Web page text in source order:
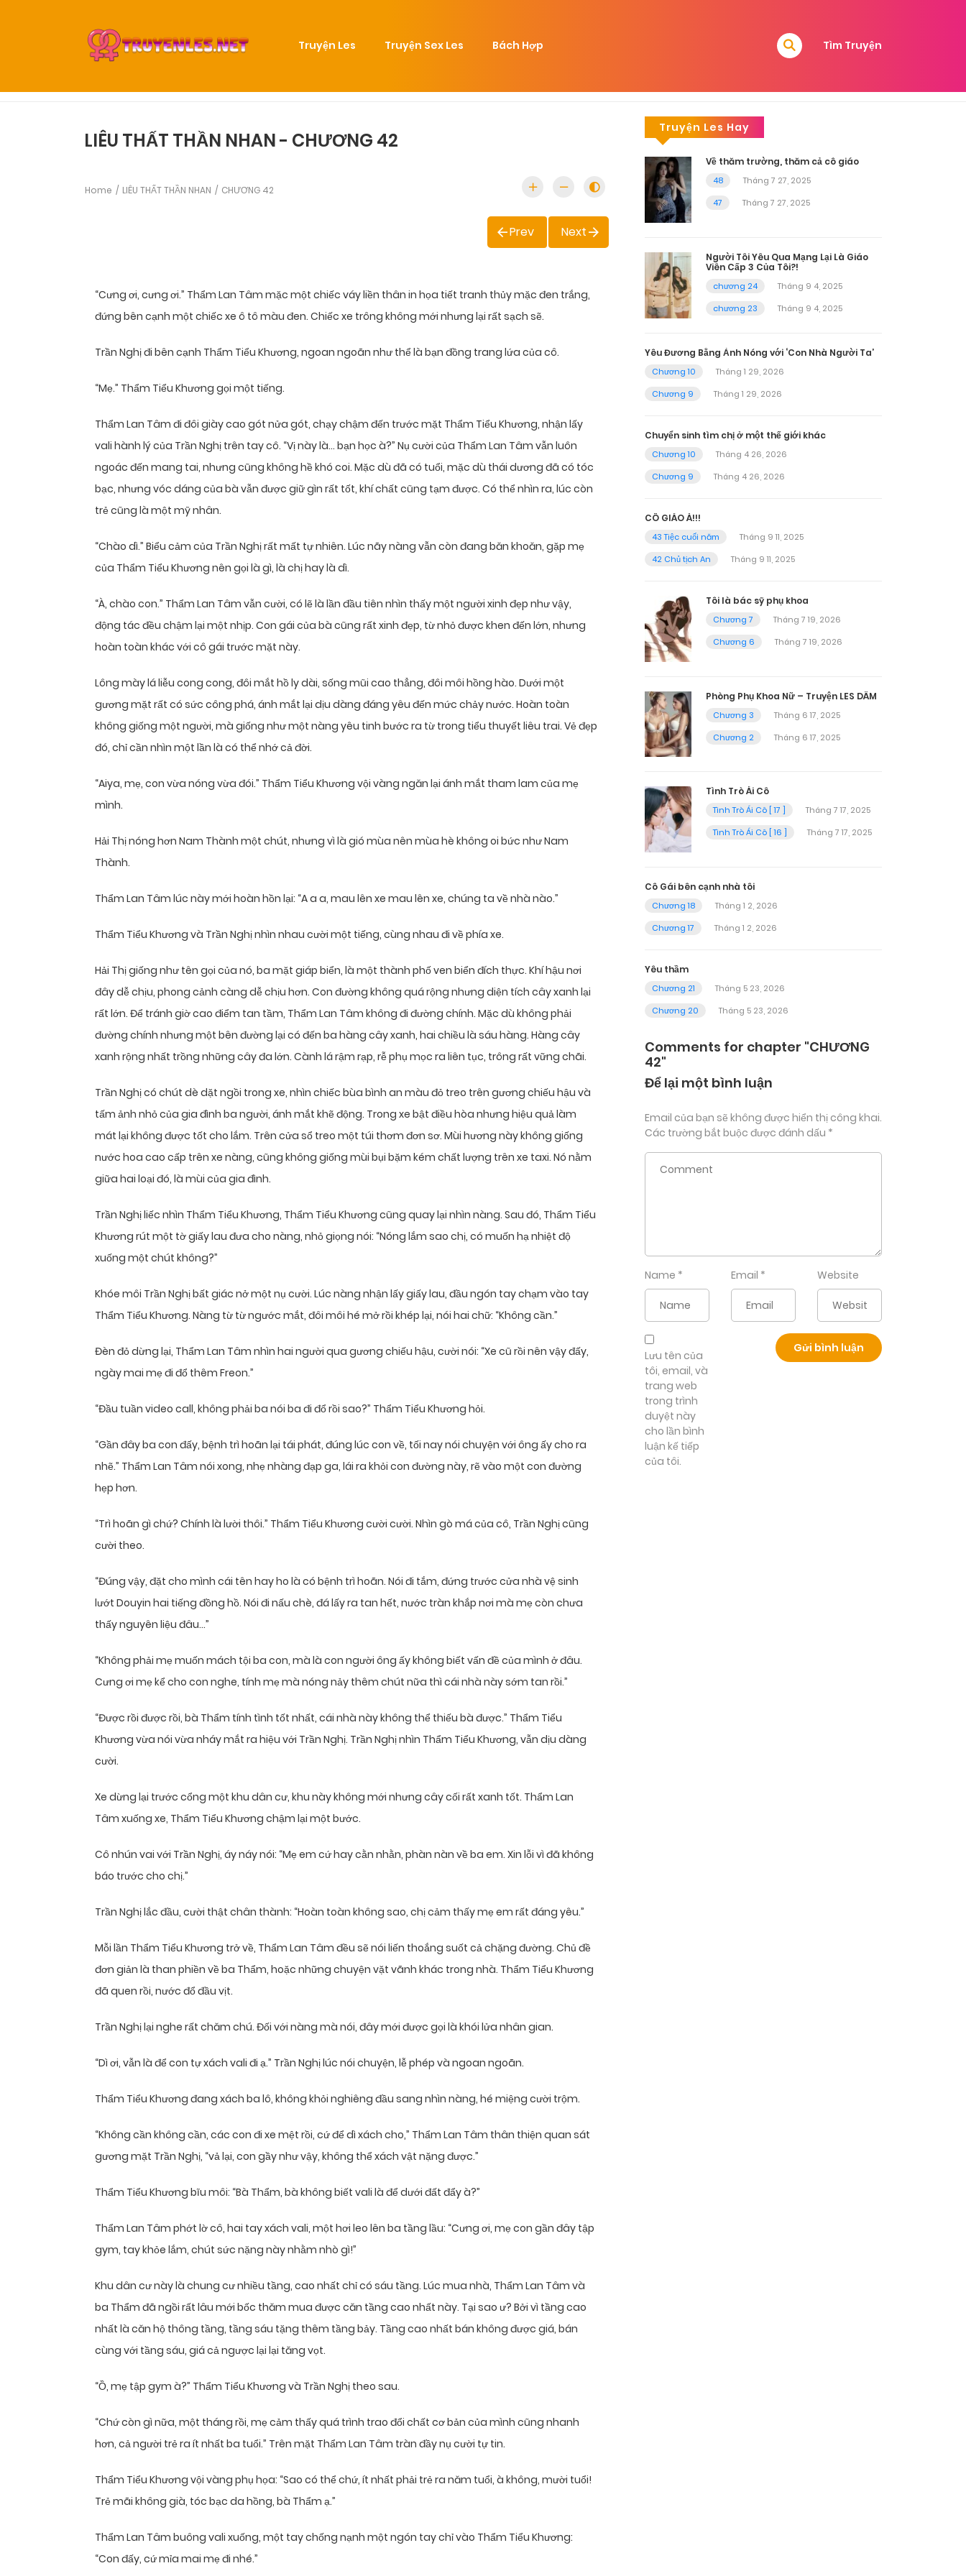
Truyện Les Truyện Sex Les Bách Hợp Tìm Truyện
LIÊU THẤT THẦN NHAN - CHƯƠNG 42
Home LIÊU THẤT THẦN NHAN CHƯƠNG 42
Prev Next
“Cưng ơi, cưng ơi.” Thẩm Lan Tâm mặc một chiếc váy liền thân in họa tiết tranh thủy mặc đen trắng,
đứng bên cạnh một chiếc xe ô tô màu đen. Chiếc xe trông không mới nhưng lại rất sạch sẽ.
Trần Nghị đi bên cạnh Thẩm Tiểu Khương, ngoan ngoãn như thể là bạn đồng trang lứa của cô.
“Mẹ.” Thẩm Tiểu Khương gọi một tiếng.
Thẩm Lan Tâm đi đôi giày cao gót nửa gót, chạy chậm đến trước mặt Thẩm Tiểu Khương, nhận lấy
vali hành lý của Trần Nghị trên tay cô. “Vị này là… bạn học à?” Nụ cười của Thẩm Lan Tâm vẫn luôn
ngoác đến mang tai, nhưng cũng không hề khó coi. Mặc dù đã có tuổi, mặc dù thái dương đã có tóc
bạc, nhưng vóc dáng của bà vẫn được giữ gìn rất tốt, khí chất cũng tạm được. Có thể nhìn ra, lúc còn
trẻ cũng là một mỹ nhân.
“Chào dì.” Biểu cảm của Trần Nghị rất mất tự nhiên. Lúc nãy nàng vẫn còn đang băn khoăn, gặp mẹ
của Thẩm Tiểu Khương nên gọi là gì, là chị hay là dì.
“À, chào con.” Thẩm Lan Tâm vẫn cười, có lẽ là lần đầu tiên nhìn thấy một người xinh đẹp như vậy,
động tác đều chậm lại một nhịp. Con gái của bà cũng rất xinh đẹp, từ nhỏ được khen đến lớn, nhưng
hoàn toàn khác với cô gái trước mặt này.
Lông mày lá liễu cong cong, đôi mắt hồ ly dài, sống mũi cao thẳng, đôi môi hồng hào. Dưới một
gương mặt rất có sức công phá, ánh mắt lại dịu dàng đáng yêu đến mức chảy nước. Hoàn toàn
không giống một người, mà giống như một nàng yêu tinh bước ra từ trong tiểu thuyết liêu trai. Vẻ đẹp
đó, chỉ cần nhìn một lần là có thể nhớ cả đời.
“Aiya, mẹ, con vừa nóng vừa đói.” Thẩm Tiểu Khương vội vàng ngăn lại ánh mắt tham lam của mẹ
mình.
Hải Thị nóng hơn Nam Thành một chút, nhưng vì là gió mùa nên mùa hè không oi bức như Nam
Thành.
Thẩm Lan Tâm lúc này mới hoàn hồn lại: “A a a, mau lên xe mau lên xe, chúng ta về nhà nào.”
Thẩm Tiểu Khương và Trần Nghị nhìn nhau cười một tiếng, cùng nhau đi về phía xe.
Hải Thị giống như tên gọi của nó, ba mặt giáp biển, là một thành phố ven biển đích thực. Khí hậu nơi
đây dễ chịu, phong cảnh càng dễ chịu hơn. Con đường không quá rộng nhưng diện tích cây xanh lại
rất lớn. Để tránh giờ cao điểm tan tầm, Thẩm Lan Tâm không đi đường chính. Mặc dù không phải
đường chính nhưng một bên đường lại có đến ba hàng cây xanh, hai chiều là sáu hàng. Hàng cây
xanh rộng nhất trồng những cây đa lớn. Cành lá rậm rạp, rễ phụ mọc ra liên tục, trông rất vững chãi.
Trần Nghị có chút dè dặt ngồi trong xe, nhìn chiếc bùa bình an màu đỏ treo trên gương chiếu hậu và
tấm ảnh nhỏ của gia đình ba người, ánh mắt khẽ động. Trong xe bật điều hòa nhưng hiệu quả làm
mát lại không được tốt cho lắm. Trên cửa sổ treo một túi thơm đơn sơ. Mùi hương này không giống
nước hoa cao cấp trên xe nàng, cũng không giống mùi bụi bặm kém chất lượng trên xe taxi. Nó nằm
giữa hai loại đó, là mùi của gia đình.
Trần Nghị liếc nhìn Thẩm Tiểu Khương, Thẩm Tiểu Khương cũng quay lại nhìn nàng. Sau đó, Thẩm Tiểu
Khương rút một tờ giấy lau đưa cho nàng, nhỏ giọng nói: “Nóng lắm sao chị, có muốn hạ nhiệt độ
xuống một chút không?”
Khóe môi Trần Nghị bất giác nở một nụ cười. Lúc nàng nhận lấy giấy lau, đầu ngón tay chạm vào tay
Thẩm Tiểu Khương. Nàng từ từ ngước mắt, đôi môi hé mở rồi khép lại, nói hai chữ: “Không cần.”
Đèn đỏ dừng lại, Thẩm Lan Tâm nhìn hai người qua gương chiếu hậu, cười nói: “Xe cũ rồi nên vậy đấy,
ngày mai mẹ đi đổ thêm Freon.”
“Đầu tuần video call, không phải ba nói ba đi đổ rồi sao?” Thẩm Tiểu Khương hỏi.
“Gần đây ba con đấy, bệnh trì hoãn lại tái phát, đúng lúc con về, tối nay nói chuyện với ông ấy cho ra
nhẽ.” Thẩm Lan Tâm nói xong, nhẹ nhàng đạp ga, lái ra khỏi con đường này, rẽ vào một con đường
hẹp hơn.
“Trì hoãn gì chứ? Chính là lười thôi.” Thẩm Tiểu Khương cười cười. Nhìn gò má của cô, Trần Nghị cũng
cười theo.
“Đúng vậy, đặt cho mình cái tên hay ho là có bệnh trì hoãn. Nói đi tắm, đứng trước cửa nhà vệ sinh
lướt Douyin hai tiếng đồng hồ. Nói đi nấu chè, đá lấy ra tan hết, nước tràn khắp nơi mà mẹ còn chưa
thấy nguyên liệu đâu…”
“Không phải mẹ muốn mách tội ba con, mà là con người ông ấy không biết vấn đề của mình ở đâu.
Cưng ơi mẹ kể cho con nghe, tính mẹ mà nóng nảy thêm chút nữa thì cái nhà này sớm tan rồi.”
“Được rồi được rồi, bà Thẩm tính tình tốt nhất, cái nhà này không thể thiếu bà được.” Thẩm Tiểu
Khương vừa nói vừa nháy mắt ra hiệu với Trần Nghị. Trần Nghị nhìn Thẩm Tiểu Khương, vẫn dịu dàng
cười.
Xe dừng lại trước cổng một khu dân cư, khu này không mới nhưng cây cối rất xanh tốt. Thẩm Lan
Tâm xuống xe, Thẩm Tiểu Khương chậm lại một bước.
Cô nhún vai với Trần Nghị, áy náy nói: “Mẹ em cứ hay cằn nhằn, phàn nàn về ba em. Xin lỗi vì đã không
báo trước cho chị.”
Trần Nghị lắc đầu, cười thật chân thành: “Hoàn toàn không sao, chị cảm thấy mẹ em rất đáng yêu.”
Mỗi lần Thẩm Tiểu Khương trở về, Thẩm Lan Tâm đều sẽ nói liến thoắng suốt cả chặng đường. Chủ đề
đơn giản là than phiền về ba Thẩm, hoặc những chuyện vặt vãnh khác trong nhà. Thẩm Tiểu Khương
đã quen rồi, nước đổ đầu vịt.
Trần Nghị lại nghe rất chăm chú. Đối với nàng mà nói, đây mới được gọi là khói lửa nhân gian.
“Dì ơi, vẫn là để con tự xách vali đi ạ.” Trần Nghị lúc nói chuyện, lễ phép và ngoan ngoãn.
Thẩm Tiểu Khương đang xách ba lô, không khỏi nghiêng đầu sang nhìn nàng, hé miệng cười trộm.
“Không cần không cần, các con đi xe mệt rồi, cứ để dì xách cho,” Thẩm Lan Tâm thân thiện quan sát
gương mặt Trần Nghị, “vả lại, con gầy như vậy, không thể xách vật nặng được.”
Thẩm Tiểu Khương bĩu môi: “Bà Thẩm, bà không biết vali là để dưới đất đẩy à?”
Thẩm Lan Tâm phớt lờ cô, hai tay xách vali, một hơi leo lên ba tầng lầu: “Cưng ơi, mẹ con gần đây tập
gym, tay khỏe lắm, chút sức nặng này nhằm nhò gì!”
Khu dân cư này là chung cư nhiều tầng, cao nhất chỉ có sáu tầng. Lúc mua nhà, Thẩm Lan Tâm và
ba Thẩm đã ngồi rất lâu mới bốc thăm mua được căn tầng cao nhất này. Tại sao ư? Bởi vì tầng cao
nhất là căn hộ thông tầng, tầng sáu tặng thêm tầng bảy. Tầng cao nhất bán không được giá, bán
cùng với tầng sáu, giá cả ngược lại lại tăng vọt.
“Ồ, mẹ tập gym à?” Thẩm Tiểu Khương và Trần Nghị theo sau.
“Chứ còn gì nữa, một tháng rồi, mẹ cảm thấy quá trình trao đổi chất cơ bản của mình cũng nhanh
hơn, cả người trẻ ra ít nhất ba tuổi.” Trên mặt Thẩm Lan Tâm tràn đầy nụ cười tự tin.
Thẩm Tiểu Khương vội vàng phụ họa: “Sao có thể chứ, ít nhất phải trẻ ra năm tuổi, à không, mười tuổi!
Trẻ mãi không già, tóc bạc da hồng, bà Thẩm ạ.”
Thẩm Lan Tâm buông vali xuống, một tay chống nạnh một ngón tay chỉ vào Thẩm Tiểu Khương:
“Con đấy, cứ mỉa mai mẹ đi nhé.”
Truyện Les Hay
Về thăm trường, thăm cả cô giáo
48
Tháng 7 27, 2025
47
Tháng 7 27, 2025
Người Tôi Yêu Qua Mạng Lại Là Giáo
Viên Cấp 3 Của Tôi?!
chương 24
Tháng 9 4, 2025
chương 23
Tháng 9 4, 2025
Yêu Đương Bằng Ảnh Nóng với ‘Con Nhà Người Ta’
Chương 10
Tháng 1 29, 2026
Chương 9
Tháng 1 29, 2026
Chuyển sinh tìm chị ở một thế giới khác
Chương 10
Tháng 4 26, 2026
Chương 9
Tháng 4 26, 2026
CÔ GIÁO À!!!
43 Tiệc cuối năm
Tháng 9 11, 2025
42 Chủ tịch An
Tháng 9 11, 2025
Tôi là bác sỹ phụ khoa
Chương 7
Tháng 7 19, 2026
Chương 6
Tháng 7 19, 2026
Phòng Phụ Khoa Nữ – Truyện LES DÂM
Chương 3
Tháng 6 17, 2025
Chương 2
Tháng 6 17, 2025
Tình Trò Ái Cô
Tình Trò Ái Cô [ 17 ]
Tháng 7 17, 2025
Tình Trò Ái Cô [ 16 ]
Tháng 7 17, 2025
Cô Gái bên cạnh nhà tôi
Chương 18
Tháng 1 2, 2026
Chương 17
Tháng 1 2, 2026
Yêu thầm
Chương 21
Tháng 5 23, 2026
Chương 20
Tháng 5 23, 2026
Comments for chapter "CHƯƠNG
42"
Để lại một bình luận
Email của bạn sẽ không được hiển thị công khai.
Các trường bắt buộc được đánh dấu *
Name * Email * Website
Lưu tên của
tôi, email, và
trang web
trong trình
duyệt này
cho lần bình
luận kế tiếp
của tôi.